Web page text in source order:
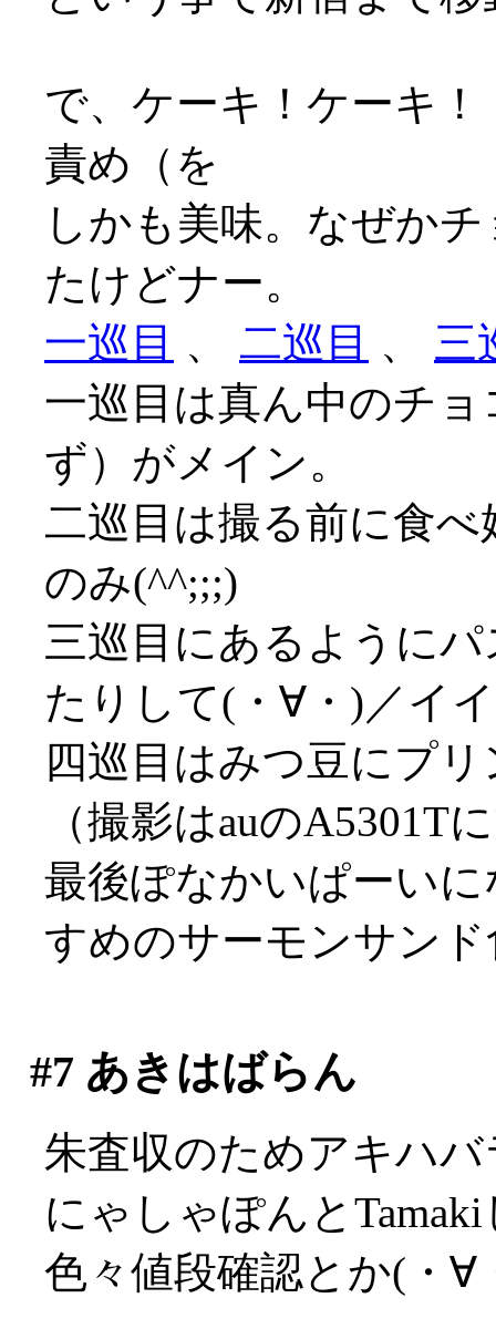
で、ケーキ！ケーキ
責め（を
しかも美味。なぜか
たけどナー。
一巡目 、 二巡目 、 三
一巡目は真ん中のチ
ず）がメイン。
二巡目は撮る前に食
のみ(^^;;;)
三巡目にあるように
たりして(・∀・)／イ
四巡目はみつ豆にプ
（撮影はauのA5301T
最後ぽなかいぱーい
すめのサーモンサン
#7 あきはばらん
朱査収のためアキハバ
にゃしゃぽんと
色々値段確認とか(・∀